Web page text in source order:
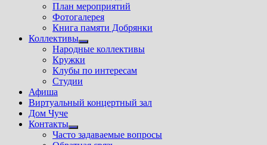
План мероприятий
Фотогалерея
Книга памяти Добрянки
Коллективы
Показать
подменю
Народные коллективы
Кружки
Клубы по интересам
Студии
Афиша
Виртуальный концертный зал
Дом Чуче
Контакты
Показать
подменю
Часто задаваемые вопросы